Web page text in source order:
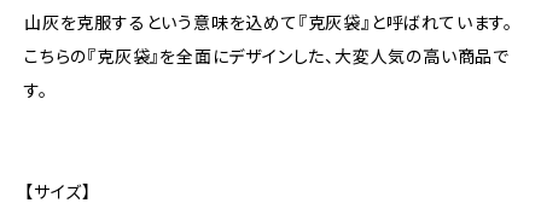
山灰を克服するという意味を込めて『克灰袋』と呼ばれています。
こちらの『克灰袋』を全面にデザインした、大変人気の高い商品で
す。
【サイズ】